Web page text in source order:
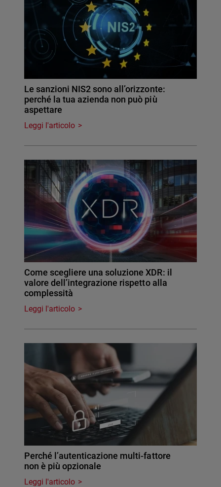
Le sanzioni NIS2 sono all’orizzonte:
perché la tua azienda non può più
aspettare
Leggi l'articolo
Come scegliere una soluzione XDR: il
valore dell’integrazione rispetto alla
complessità
Leggi l'articolo
Perché l’autenticazione multi-fattore
non è più opzionale
Leggi l'articolo